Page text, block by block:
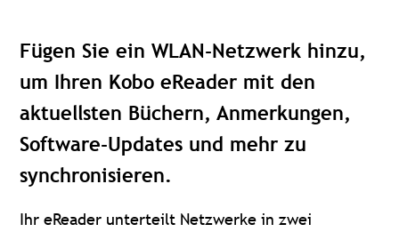
Fügen Sie ein WLAN-Netzwerk hinzu,
um Ihren Kobo eReader mit den
aktuellsten Büchern, Anmerkungen,
Software-Updates und mehr zu
synchronisieren.
Ihr eReader unterteilt Netzwerke in zwei